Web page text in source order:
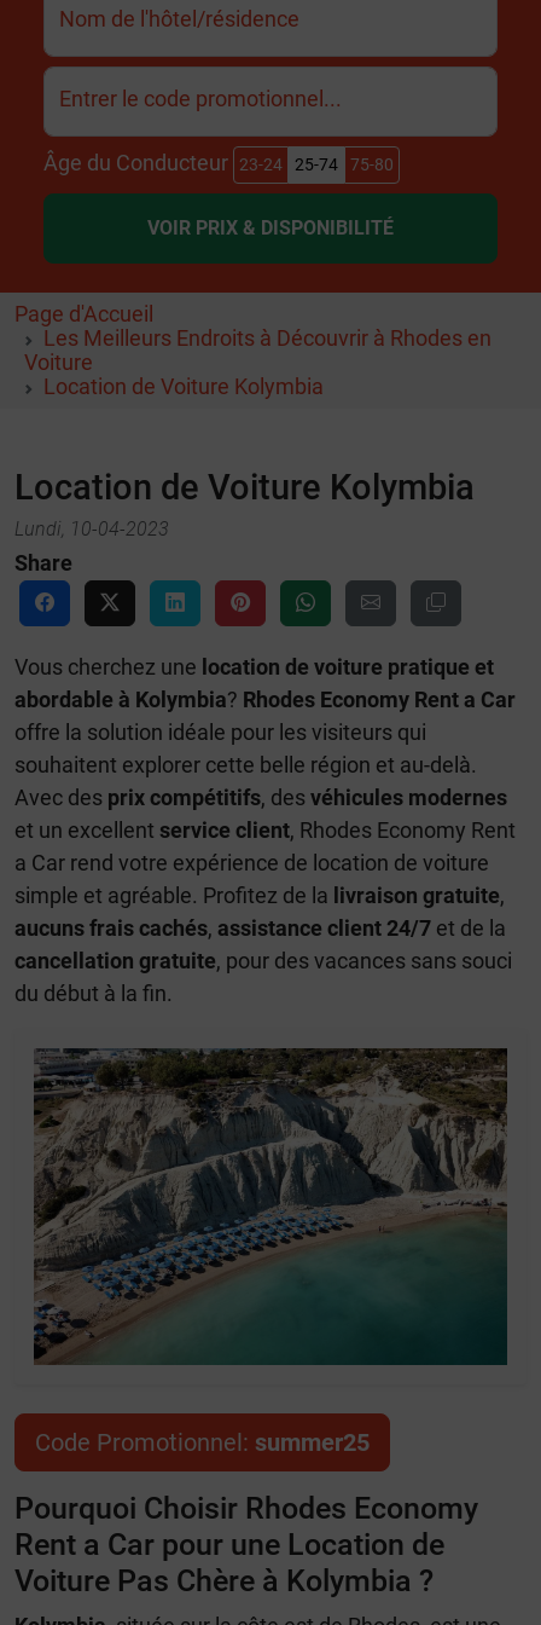
Nom de l'hôtel/résidence
Entrer le code promotionnel...
Âge du Conducteur 23-24 25-74 75-80
VOIR PRIX & DISPONIBILITÉ
Page d'Accueil
Les Meilleurs Endroits à Découvrir à Rhodes en
Voiture
Location de Voiture Kolymbia
Location de Voiture Kolymbia
Lundi, 10-04-2023
Share
Vous cherchez une location de voiture pratique et
abordable à Kolymbia? Rhodes Economy Rent a Car
offre la solution idéale pour les visiteurs qui
souhaitent explorer cette belle région et au-delà.
Avec des prix compétitifs, des véhicules modernes
et un excellent service client, Rhodes Economy Rent
a Car rend votre expérience de location de voiture
simple et agréable. Profitez de la livraison gratuite,
aucuns frais cachés, assistance client 24/7 et de la
cancellation gratuite, pour des vacances sans souci
du début à la fin.
Code Promotionnel: summer25
Pourquoi Choisir Rhodes Economy
Rent a Car pour une Location de
Voiture Pas Chère à Kolymbia ?